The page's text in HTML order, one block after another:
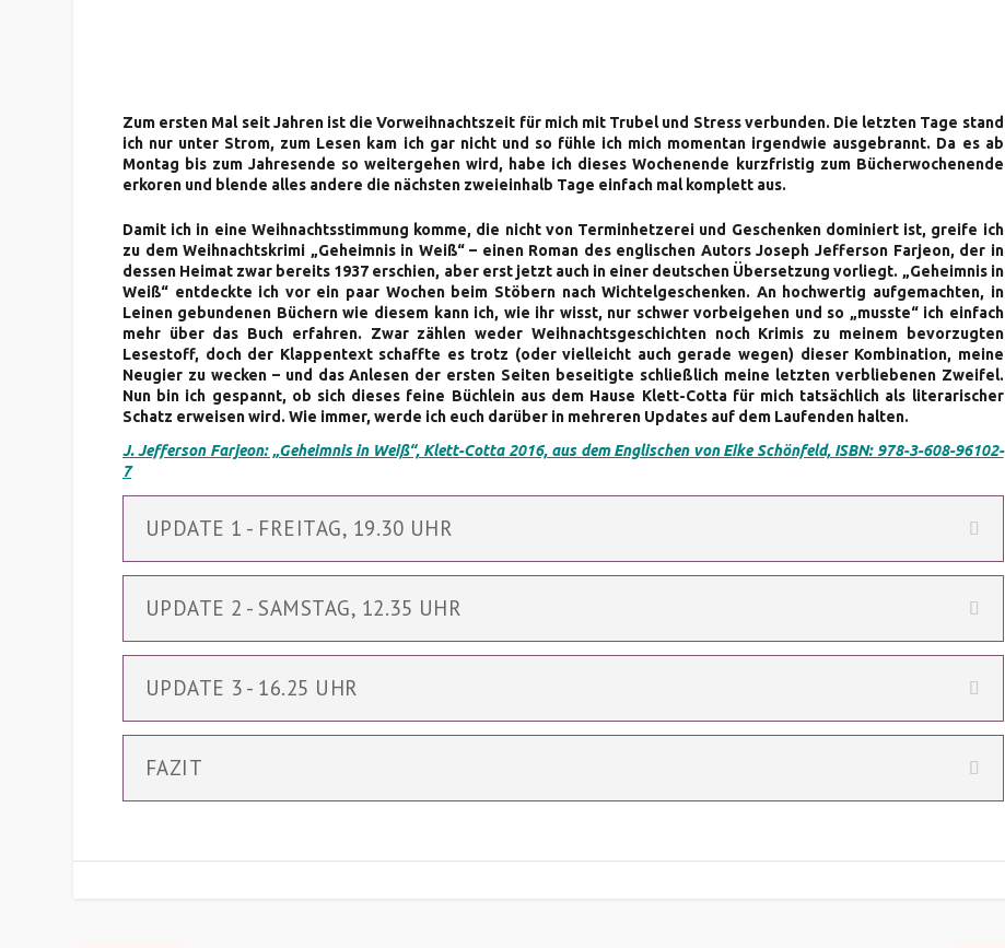
Zum ersten Mal seit Jahren ist die Vorweihnachtszeit für mich mit Trubel und Stress verbunden. Die letzten Tage stand
ich nur unter Strom, zum Lesen kam ich gar nicht und so fühle ich mich momentan irgendwie ausgebrannt. Da es ab
Montag bis zum Jahresende so weitergehen wird, habe ich dieses Wochenende kurzfristig zum Bücherwochenende
erkoren und blende alles andere die nächsten zweieinhalb Tage einfach mal komplett aus.
Damit ich in eine Weihnachtsstimmung komme, die nicht von Terminhetzerei und Geschenken dominiert ist, greife ich
zu dem Weihnachtskrimi „Geheimnis in Weiß“ – einen Roman des englischen Autors Joseph Jefferson Farjeon, der in
dessen Heimat zwar bereits 1937 erschien, aber erst jetzt auch in einer deutschen Übersetzung vorliegt. „Geheimnis in
Weiß“ entdeckte ich vor ein paar Wochen beim Stöbern nach Wichtelgeschenken. An hochwertig aufgemachten, in
Leinen gebundenen Büchern wie diesem kann ich, wie ihr wisst, nur schwer vorbeigehen und so „musste“ ich einfach
mehr über das Buch erfahren. Zwar zählen weder Weihnachtsgeschichten noch Krimis zu meinem bevorzugten
Lesestoff, doch der Klappentext schaffte es trotz (oder vielleicht auch gerade wegen) dieser Kombination, meine
Neugier zu wecken – und das Anlesen der ersten Seiten beseitigte schließlich meine letzten verbliebenen Zweifel.
Nun bin ich gespannt, ob sich dieses feine Büchlein aus dem Hause Klett-Cotta für mich tatsächlich als literarischer
Schatz erweisen wird. Wie immer, werde ich euch darüber in mehreren Updates auf dem Laufenden halten.
J. Jefferson Farjeon: „Geheimnis in Weiß“, Klett-Cotta 2016, aus dem Englischen von Eike Schönfeld, ISBN: 978-3-608-96102-
7
UPDATE 1 - FREITAG, 19.30 UHR
UPDATE 2 - SAMSTAG, 12.35 UHR
UPDATE 3 - 16.25 UHR
FAZIT